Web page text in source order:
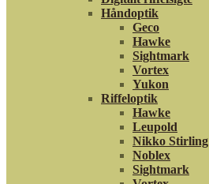
Håndoptik
Geco
Hawke
Sightmark
Vortex
Yukon
Riffeloptik
Hawke
Leupold
Nikko Stirling
Noblex
Sightmark